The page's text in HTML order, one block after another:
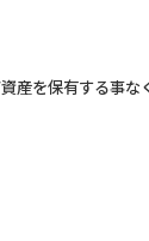
産を保有する事な